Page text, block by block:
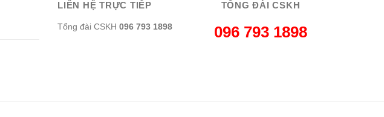
LIÊN HỆ TRỰC TIẾP
Tổng đài CSKH 096 793 1898
TỔNG ĐÀI CSKH
096 793 1898